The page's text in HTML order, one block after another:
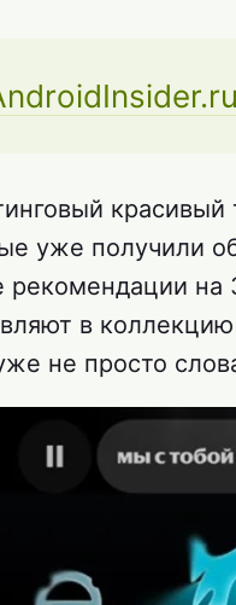
уже получили
рекомендации
в
не просто